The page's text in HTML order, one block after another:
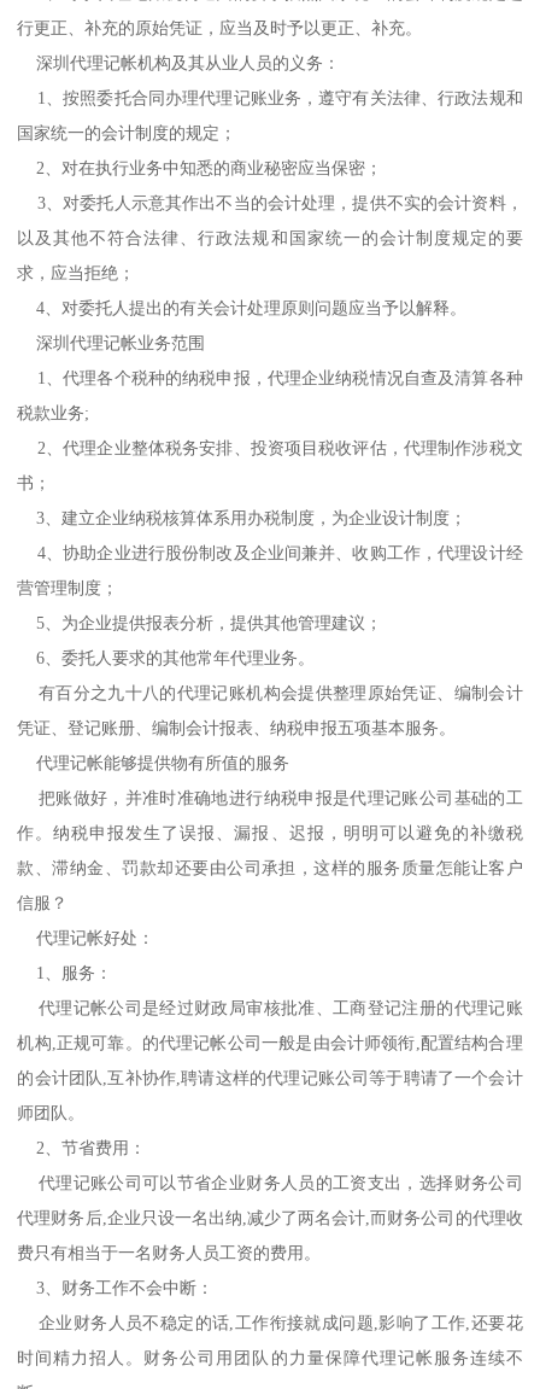
行更正、补充的原始凭证，应当及时予以更正、补充。
深圳代理记帐机构及其从业人员的义务：
1、按照委托合同办理代理记账业务，遵守有关法律、行政法规和
国家统一的会计制度的规定；
2、对在执行业务中知悉的商业秘密应当保密；
3、对委托人示意其作出不当的会计处理，提供不实的会计资料，
以及其他不符合法律、行政法规和国家统一的会计制度规定的要
求，应当拒绝；
4、对委托人提出的有关会计处理原则问题应当予以解释。
深圳代理记帐业务范围
1、代理各个税种的纳税申报，代理企业纳税情况自查及清算各种
税款业务;
2、代理企业整体税务安排、投资项目税收评估，代理制作涉税文
书；
3、建立企业纳税核算体系用办税制度，为企业设计制度；
4、协助企业进行股份制改及企业间兼并、收购工作，代理设计经
营管理制度；
5、为企业提供报表分析，提供其他管理建议；
6、委托人要求的其他常年代理业务。
有百分之九十八的代理记账机构会提供整理原始凭证、编制会计
凭证、登记账册、编制会计报表、纳税申报五项基本服务。
代理记帐能够提供物有所值的服务
把账做好，并准时准确地进行纳税申报是代理记账公司基础的工
作。纳税申报发生了误报、漏报、迟报，明明可以避免的补缴税
款、滞纳金、罚款却还要由公司承担，这样的服务质量怎能让客户
信服？
代理记帐好处：
1、服务：
代理记帐公司是经过财政局审核批准、工商登记注册的代理记账
机构,正规可靠。的代理记帐公司一般是由会计师领衔,配置结构合理
的会计团队,互补协作,聘请这样的代理记账公司等于聘请了一个会计
师团队。
2、节省费用：
代理记账公司可以节省企业财务人员的工资支出，选择财务公司
代理财务后,企业只设一名出纳,减少了两名会计,而财务公司的代理收
费只有相当于一名财务人员工资的费用。
3、财务工作不会中断：
企业财务人员不稳定的话,工作衔接就成问题,影响了工作,还要花
时间精力招人。财务公司用团队的力量保障代理记帐服务连续不